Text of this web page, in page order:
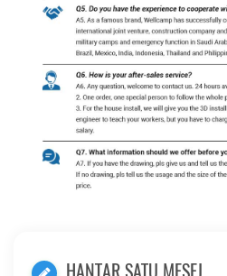
HANTAR SATU MESEJ